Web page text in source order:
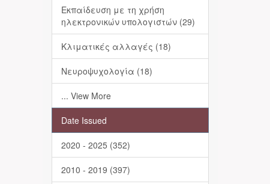
Εκπαίδευση με τη χρήση
ηλεκτρονικών υπολογιστών (29)
Κλιματικές αλλαγές (18)
Νευροψυχολογία (18)
... View More
Date Issued
2020 - 2025 (352)
2010 - 2019 (397)